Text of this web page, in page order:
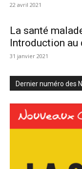
22 avril 2021
La santé
Introduction au
31 janvier 2021
Dernier numéro des